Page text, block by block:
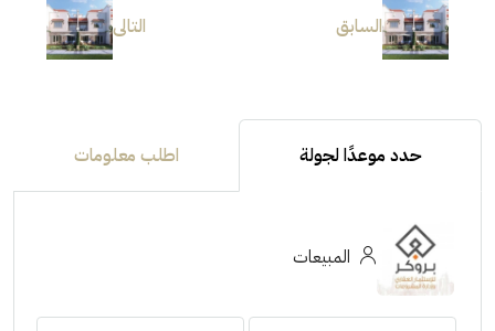
السابق التالى
حدد موعدًا لجولة اطلب معلومات
المبيعات